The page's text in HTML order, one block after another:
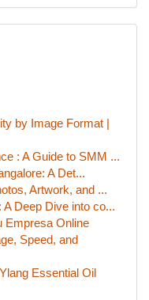
by Image Format |
: A Guide to SMM ...
A Det...
Artwork, and ...
Deep Dive into co...
Empresa Online
Speed, and
Essential Oil